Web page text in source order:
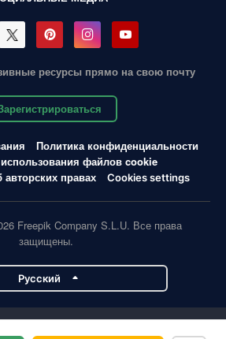
ресурсы прямо на свою почту
Политика конфиденциальности
файлов cookie
правах
Cookies settings
Freepik Company S.L.U. Все права
защищены.
Pусский